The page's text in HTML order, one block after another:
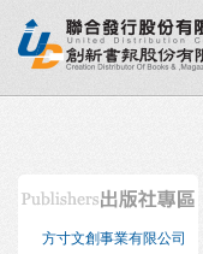
榜 出版社專區
方寸文創事業有限公司